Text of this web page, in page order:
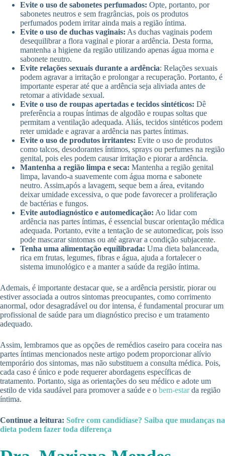
Evite o uso de sabonetes perfumados: Opte, portanto, por
sabonetes neutros e sem fragrâncias, pois os produtos
perfumados podem irritar ainda mais a região íntima.
Evite o uso de duchas vaginais: As duchas vaginais podem
desequilibrar a flora vaginal e piorar a ardência. Desta forma,
mantenha a higiene da região utilizando apenas água morna e
sabonete neutro.
Evite relações sexuais durante a ardência: Relações sexuais
podem agravar a irritação e prolongar a recuperação. Portanto, é
importante esperar até que a ardência seja aliviada antes de
retomar a atividade sexual.
Evite o uso de roupas apertadas e tecidos sintéticos: Dê
preferência a roupas íntimas de algodão e roupas soltas que
permitam a ventilação adequada. Aliás, tecidos sintéticos podem
reter umidade e agravar a ardência nas partes íntimas.
Evite o uso de produtos irritantes: Evite o uso de produtos
como talcos, desodorantes íntimos, sprays ou perfumes na região
genital, pois eles podem causar irritação e piorar a ardência.
Mantenha a região limpa e seca: Mantenha a região genital
limpa, lavando-a suavemente com água morna e sabonete
neutro. Assim,após a lavagem, seque bem a área, evitando
deixar umidade excessiva, o que pode favorecer a proliferação
de bactérias e fungos.
Evite autodiagnóstico e automedicação: Ao lidar com
ardência nas partes íntimas, é essencial buscar orientação médica
adequada. Portanto, evite a tentação de se automedicar, pois isso
pode mascarar sintomas ou até agravar a condição subjacente.
Tenha uma alimentação equilibrada: Uma dieta balanceada,
rica em frutas, legumes, fibras e água, ajuda a fortalecer o
sistema imunológico e a manter a saúde da região íntima.
Ademais, é importante destacar que, se a ardência persistir, piorar ou
estiver associada a outros sintomas preocupantes, como corrimento
anormal, odor desagradável ou dor intensa, é fundamental procurar um
profissional de saúde para um diagnóstico preciso e um tratamento
adequado.
Assim, lembramos que as opções de remédios caseiro para coceira nas
partes íntimas mencionados neste artigo podem proporcionar alívio
temporário dos sintomas, mas não substituem a consulta médica. Pois,
cada caso é único e pode requerer abordagens específicas de
tratamento. Portanto, siga as orientações do seu médico e adote um
estilo de vida saudável para promover a saúde e o bem-estarda região
íntima.
Continue a leitura: Sofre com candidíase? Saiba que mudanças na
dieta podem fazer toda diferença